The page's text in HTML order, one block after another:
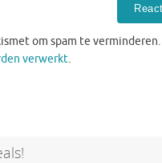
om spam te verminderen.
verwerkt.